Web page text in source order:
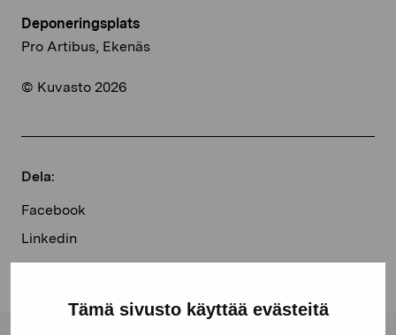
Tämä sivusto käyttää evästeitä
Deponeringsplats
Pro Artibus, Ekenäs
© Kuvasto 2026
Dela:
Facebook
Linkedin